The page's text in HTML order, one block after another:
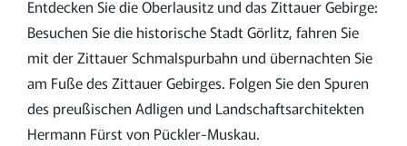
Entdecken Sie die Oberlausitz und das Zittauer Gebirge:
Besuchen Sie die historische Stadt Görlitz, fahren Sie
mit der Zittauer Schmalspurbahn und übernachten Sie
am Fuße des Zittauer Gebirges. Folgen Sie den Spuren
des preußischen Adligen und Landschaftsarchitekten
Hermann Fürst von Pückler-Muskau.